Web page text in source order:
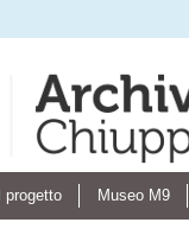
Il progetto Museo M9